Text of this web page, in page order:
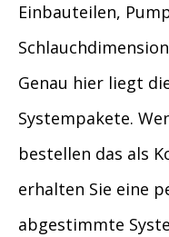
Einbauteilen,
Genau hier liegt
Systempakete.
bestellen das als
erhalten Sie eine
abgestimmte